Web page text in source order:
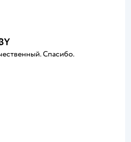
Спасибо.